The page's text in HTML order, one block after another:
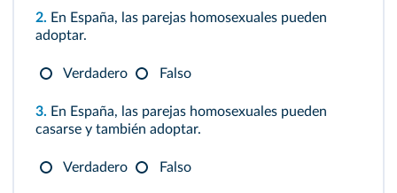
2. En España, las parejas homosexuales pueden
adoptar.
Verdadero Falso
3. En España, las parejas homosexuales pueden
casarse y también adoptar.
Verdadero Falso